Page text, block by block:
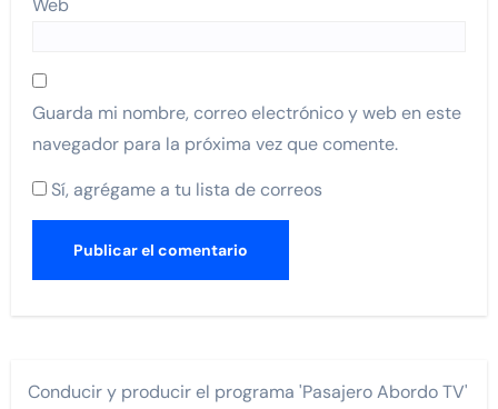
Web
Guarda mi nombre, correo electrónico y web en este
navegador para la próxima vez que comente.
Sí, agrégame a tu lista de correos
Conducir y producir el programa 'Pasajero Abordo TV'